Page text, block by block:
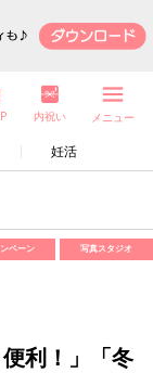
妊活
内祝い メニュー
ペーン 写真スタジオ
利！」「冬